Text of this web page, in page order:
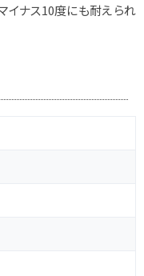
イナス10度にも耐えられ